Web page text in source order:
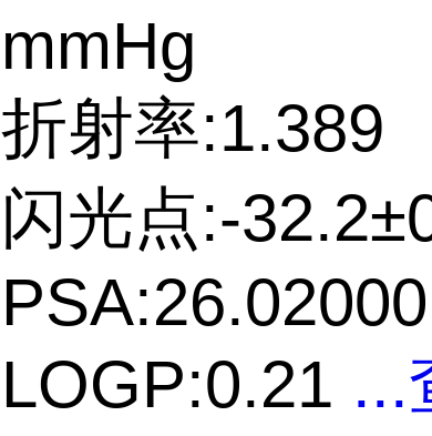
mmHg
折射率:1.389
闪光点:-
PSA:26.02000
LOGP:0.21 ...